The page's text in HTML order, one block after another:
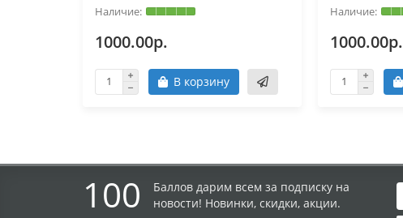
1000.00р.
В корзину
1000.00р.
100
Баллов дарим всем за подписку на
новости! Новинки, скидки, акции.